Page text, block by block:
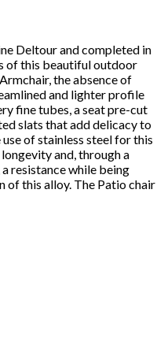
Deltour and completed in
of this beautiful outdoor
the absence of
and lighter profile
fine tubes, a seat pre-cut
slats that add delicacy to
of stainless steel for this
and, through a
resistance while being
of this alloy. The Patio chair